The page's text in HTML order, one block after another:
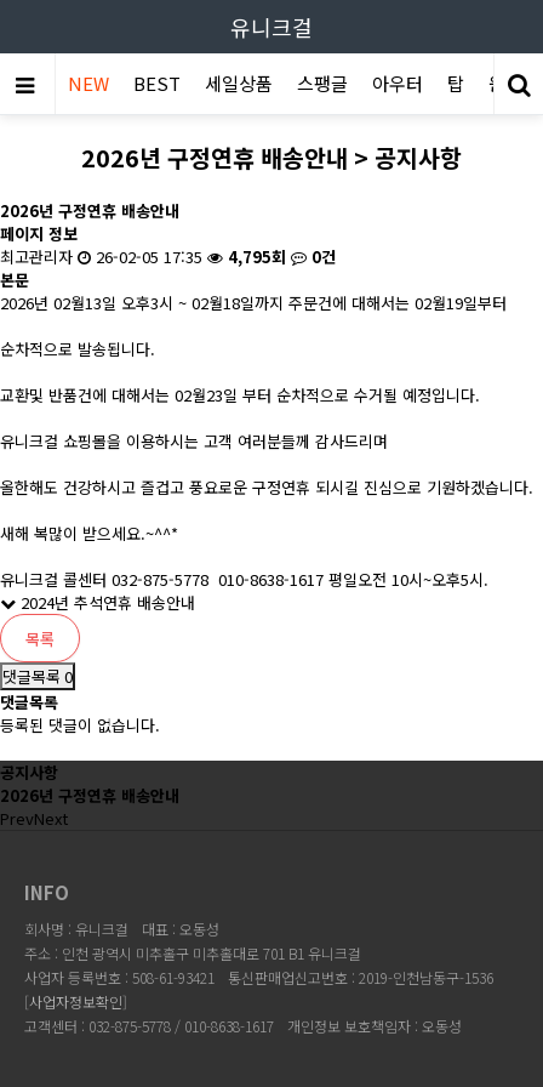
유니크걸
NEW BEST 세일상품 스팽글 아우터 탑 원피스
2026년 구정연휴 배송안내 > 공지사항
2026년 구정연휴 배송안내
페이지 정보
최고관리자
26-02-05 17:35 4,795회
0건
본문
2026년 02월13일 오후3시 ~ 02월18일까지 주문건에 대해서는 02월19일부터
순차적으로 발송됩니다.
교환및 반품건에 대해서는 02월23일 부터 순차적으로 수거될 예정입니다.
유니크걸 쇼핑몰을 이용하시는 고객 여러분들께 감사드리며
올한해도 건강하시고 즐겁고 풍요로운 구정연휴 되시길 진심으로 기원하겠습니다.
새해 복많이 받으세요.~^^*
유니크걸 콜센터 032-875-5778 010-8638-1617 평일오전 10시~오후5시.
2024년 추석연휴 배송안내
목록
댓글목록 0
댓글목록
등록된 댓글이 없습니다.
공지사항
2026년 구정연휴 배송안내
PrevNext
INFO
회사명 : 유니크걸
대표 : 오동성
주소 : 인천 광역시 미추홀구 미추홀대로 701 B1 유니크걸
사업자 등록번호 : 508-61-93421
통신판매업신고번호 : 2019-인천남동구-1536
[사업자정보확인]
고객센터 : 032-875-5778 / 010-8638-1617
개인정보 보호책임자 : 오동성